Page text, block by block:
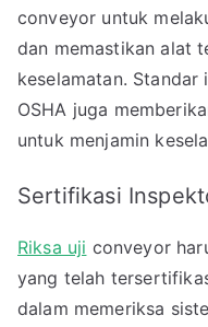
conveyor untuk
dan memastikan alat
keselamatan.
OSHA juga
untuk menjamin
Sertifikasi
Riksa uji conveyor
yang telah
dalam memeriksa